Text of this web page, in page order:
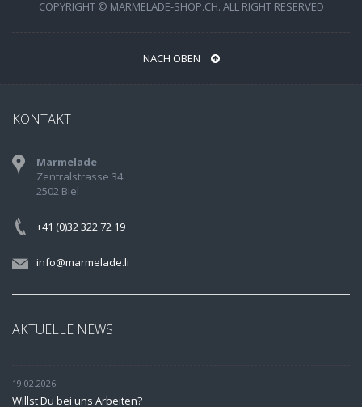
COPYRIGHT © MARMELADE-SHOP.CH. ALL RIGHT RESERVED
NACH OBEN
KONTAKT
Marmelade
Zentralstrasse 34
2502 Biel
+41 (0)32 322 72 19
info@marmelade.li
AKTUELLE NEWS
19.02.2026
Willst Du bei uns Arbeiten?